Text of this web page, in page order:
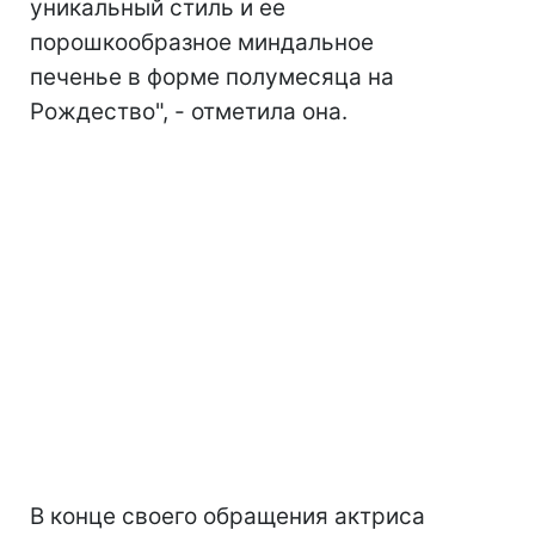
уникальный стиль и ее
порошкообразное миндальное
печенье в форме полумесяца на
Рождество", - отметила она.
В конце своего обращения актриса